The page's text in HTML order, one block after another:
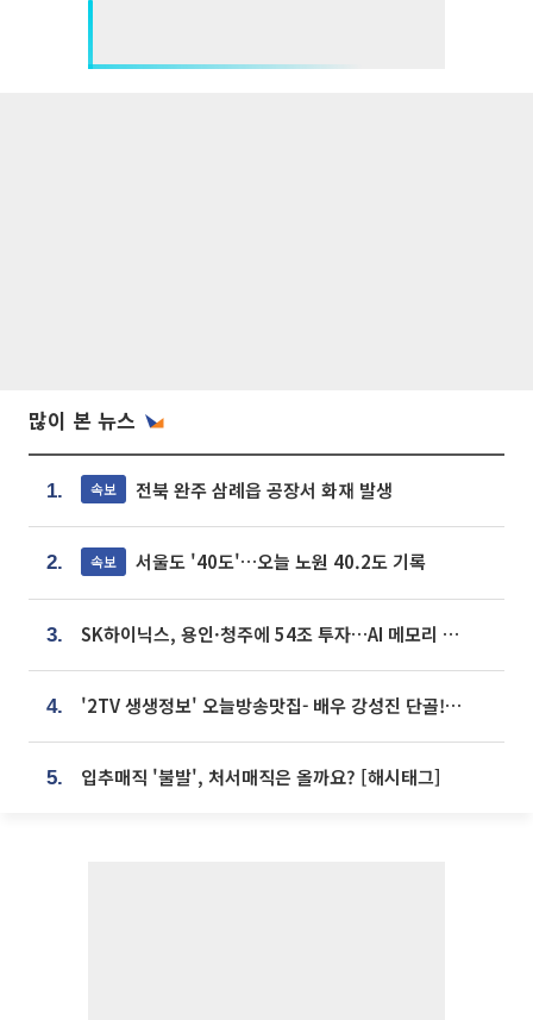
많이 본 뉴스
1. 속보 전북 완주 삼례읍 공장서 화재 발생
2. 속보 서울도 '40도'…오늘 노원 40.2도 기록
3. SK하이닉스, 용인·청주에 54조 투자…AI 메모리 생산기지 키운다
4. '2TV 생생정보' 오늘방송맛집- 배우 강성진 단골! 쌀국수ㆍ푸팟퐁 커리 맛집 '블○○○'
5. 입추매직 '불발', 처서매직은 올까요? [해시태그]